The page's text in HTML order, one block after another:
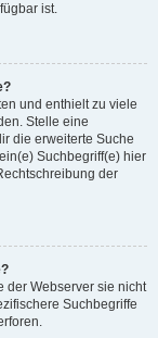
ist.
und enthielt zu viele
Stelle eine
die erweiterte Suche
Suchbegriff(e) hier
der
der Webserver sie nicht
Suchbegriffe